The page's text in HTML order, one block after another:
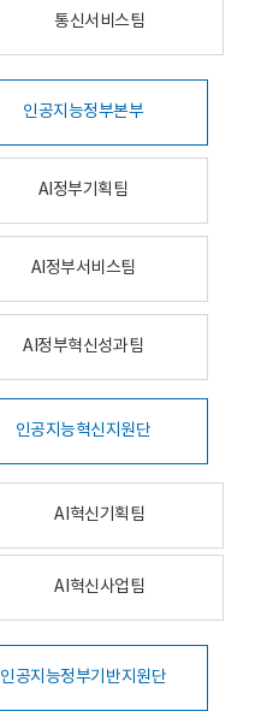
통신서비스팀
인공지능정부본부
AI정부기획팀
AI정부서비스팀
AI정부혁신성과팀
인공지능혁신지원단
AI혁신기획팀
AI혁신사업팀
인공지능정부기반지원단